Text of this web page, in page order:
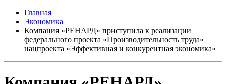
Главная
Экономика
Компания «РЕНАРД» приступила к реализации
федерального проекта «Производительность труда»
нацпроекта «Эффективная и конкурентная экономика»